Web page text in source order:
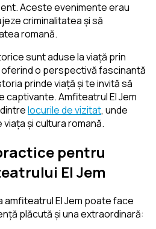
Aceste evenimente erau
criminalitatea și să
romană.
sunt aduse la viață prin
o perspectivă fascinantă
prinde viață și te invită să
Amfiteatrul El Jem
locurile de vizitat, unde
și cultura romană.
pentru
El Jem
amfiteatrul El Jem poate face
plăcută și una extraordinară: